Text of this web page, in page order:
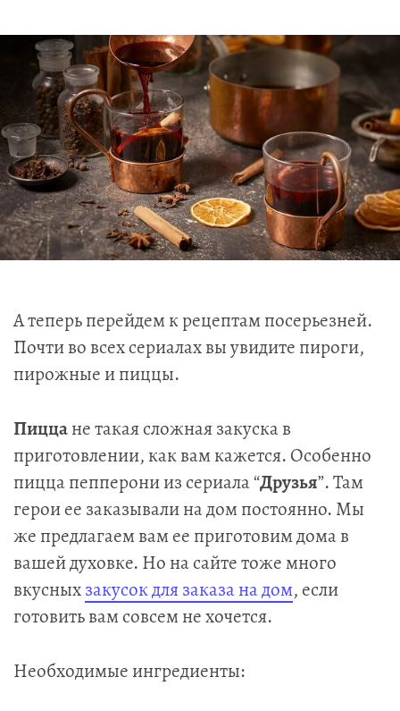
А теперь перейдем к рецептам посерьезней.
Почти во всех сериалах вы увидите пироги,
пирожные и пиццы.
Пиццане такая сложная закуска в
приготовлении, как вам кажется. Особенно
пицца пепперони из сериала “Друзья”. Там
герои ее заказывали на дом постоянно. Мы
же предлагаем вам ее приготовим дома в
вашей духовке. Но на сайтетоже много
вкусныхзакусок для заказа на дом, если
готовить вам совсем не хочется.
Необходимые ингредиенты: